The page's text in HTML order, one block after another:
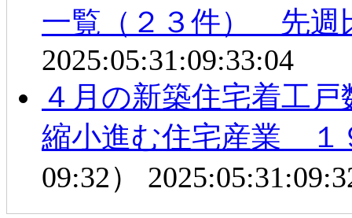
一覧（２３件） 先週
2025:05:31:09:33:04
４月の新築住宅着工
縮小進む住宅産業 １
09:32）